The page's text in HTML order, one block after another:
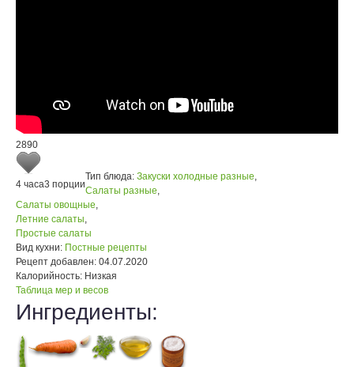
2890
4 часа3 порции
Тип блюда: Закуски холодные разные,
Салаты разные,
Салаты овощные,
Летние салаты,
Простые салаты
Вид кухни: Постные рецепты
Рецепт добавлен: 04.07.2020
Калорийность: Низкая
Таблица мер и весов
Ингредиенты: